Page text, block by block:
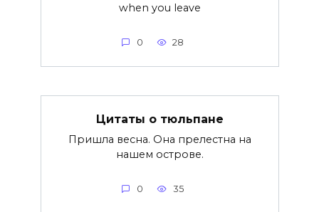
when you leave
0 28
Цитаты о тюльпане
Пришла весна. Она прелестна на
нашем острове.
0 35